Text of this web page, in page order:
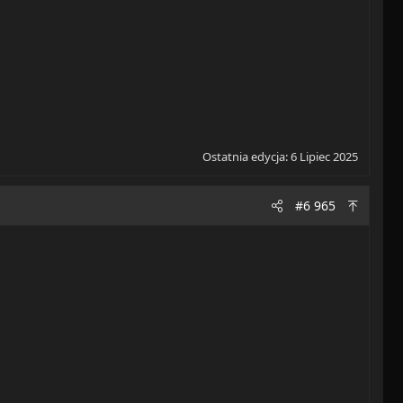
Ostatnia edycja:6 Lipiec 2025
#6 965